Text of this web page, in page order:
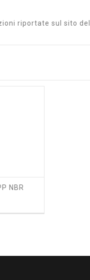
riportate sul sito
NBR